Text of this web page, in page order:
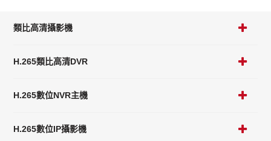
類比高清攝影機
H.265類比高清DVR
H.265數位NVR主機
H.265數位IP攝影機